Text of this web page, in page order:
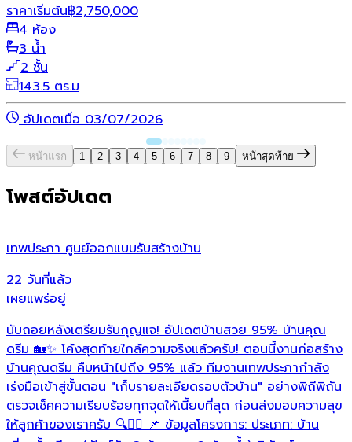
ราคาเริ่มต้น฿2,750,000
4 ห้อง
3 น้ำ
2 ชั้น
143.5 ตร.ม
อัปเดตเมื่อ 03/07/2026
หน้าแรก 1 2 3 4 5 6 7 8 9 หน้าสุดท้าย
โพสต์อัปเดต
เทพประภา ศูนย์ออกแบบรับสร้างบ้าน
22 วันที่แล้ว
เผยแพร่อยู่
นับถอยหลังเตรียมรับกุญแจ! อัปเดตบ้านสวย 95% บ้านคุณ
ดรีม 🏡✨ โค้งสุดท้ายใกล้ความจริงแล้วครับ! ตอนนี้งานก่อสร้าง
บ้านคุณดรีม คืบหน้าไปถึง 95% แล้ว ทีมงานเทพประภากำลัง
เร่งมือเข้าสู่ขั้นตอน "เก็บรายละเอียดรอบตัวบ้าน" อย่างพิถีพิถัน
ตรวจเช็คความเรียบร้อยทุกจุดให้เนี้ยบที่สุด ก่อนส่งมอบความสุข
ให้ลูกค้าของเราครับ 🔍👷‍♂️ 📌 ข้อมูลโครงการ: ประเภท: บ้าน